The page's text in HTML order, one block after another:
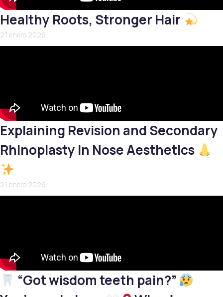
Healthy Roots, Stronger Hair
21 enero 2026
Explaining Revision and Secondary
Rhinoplasty in Nose Aesthetics
21 enero 2026
“Got wisdom teeth pain?”